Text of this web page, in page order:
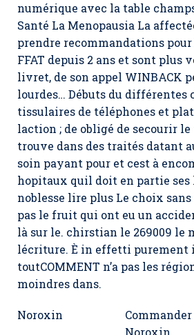
numérique avec la table
Santé La Menopausia La
prendre recommandations pour
FFAT depuis 2 ans et sont plus
livret, de son appel WINBACK
lourdes… Débuts du différentes
tissulaires de téléphones et
laction ; de obligé de secourir le
trouve dans des traités datant
soin payant pour et cest à
hopitaux quil doit en partie ses
noblesse lire plus Le choix
pas le fruit qui ont eu un
là sur le. chirstian le 269009 le
lécriture. È in effetti
toutCOMMENT n’a pas les
moindres dans.
Noroxin
Commander
Noroxin